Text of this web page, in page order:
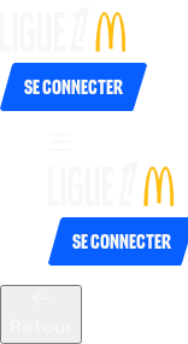
Se connecter
Se connecter